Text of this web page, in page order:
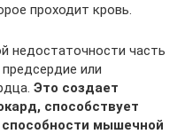
проходит кровь.
недостаточности часть
или
Это создает
способствует
мышечной